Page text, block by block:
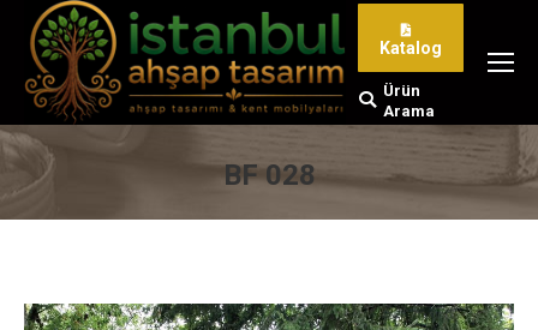
Katalog
Search:
Ürün
Arama
BF 028